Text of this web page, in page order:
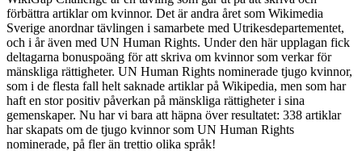
förbättra artiklar om kvinnor. Det är andra året som Wikimedia
Sverige anordnar tävlingen i samarbete med Utrikesdepartementet,
och i år även med UN Human Rights. Under den här upplagan fick
deltagarna bonuspoäng för att skriva om kvinnor som verkar för
mänskliga rättigheter. UN Human Rights nominerade tjugo kvinnor,
som i de flesta fall helt saknade artiklar på Wikipedia, men som har
haft en stor positiv påverkan på mänskliga rättigheter i sina
gemenskaper. Nu har vi bara att häpna över resultatet: 338 artiklar
har skapats om de tjugo kvinnor som UN Human Rights
nominerade, på fler än trettio olika språk!